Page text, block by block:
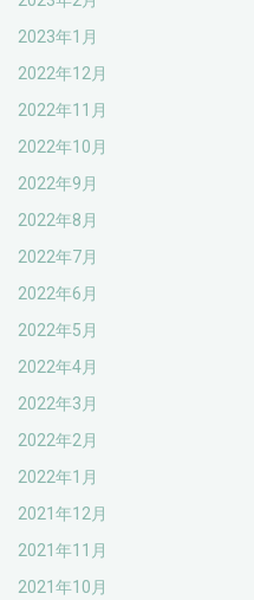
2023年1月
2022年12月
2022年11月
2022年10月
2022年9月
2022年8月
2022年7月
2022年6月
2022年5月
2022年4月
2022年3月
2022年2月
2022年1月
2021年12月
2021年11月
2021年10月